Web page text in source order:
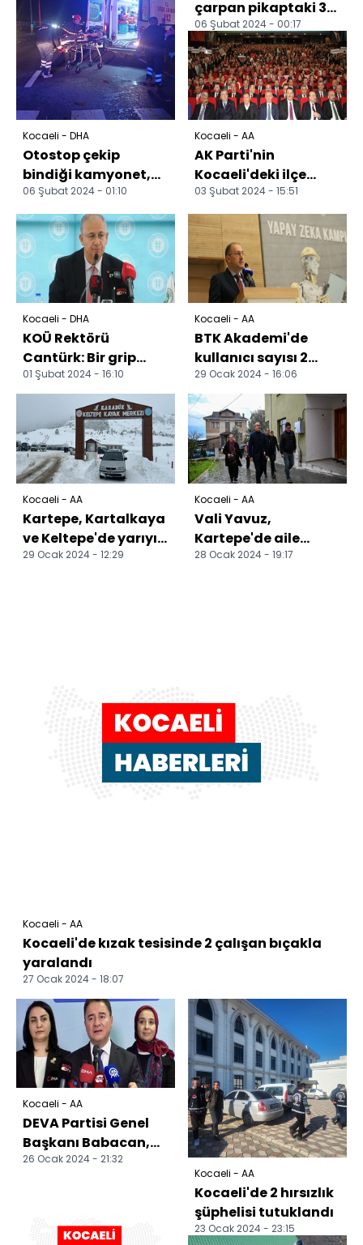
Kocaeli - DHA
Otostop çekip
bindiği kamyonet,
kamyona çarptı: 1'i
ağır 3 yaralı
06 Şubat 2024 - 01:10
çarpan pikaptaki 3
kişi yaralandı
06 Şubat 2024 - 00:17
Kocaeli - AA
AK Parti'nin
Kocaeli'deki ilçe
belediye başkan
adayları açıklandı
03 Şubat 2024 - 15:51
Kocaeli - DHA
KOÜ Rektörü
Cantürk: Bir grip
hastası 7 polikliniği
işgal ederse randevu
01 Şubat 2024 - 16:10
Kocaeli - AA
BTK Akademi'de
kullanıcı sayısı 2
milyona yaklaştı
29 Ocak 2024 - 16:06
Kocaeli - AA
Kartepe, Kartalkaya
ve Keltepe'de yarıyıl
tatili yoğunluğu
29 Ocak 2024 - 12:29
Kocaeli - AA
Vali Yavuz,
Kartepe'de aile
ziyaretlerinde
28 Ocak 2024 - 19:17
Kocaeli - AA
Kocaeli'de kızak tesisinde 2 çalışan bıçakla
yaralandı
27 Ocak 2024 - 18:07
Kocaeli - AA
DEVA Partisi Genel
Başkanı Babacan,
Kocaeli'de konuştu:
26 Ocak 2024 - 21:32
Kocaeli - AA
Kocaeli'de 2 hırsızlık
şüphelisi tutuklandı
23 Ocak 2024 - 23:15